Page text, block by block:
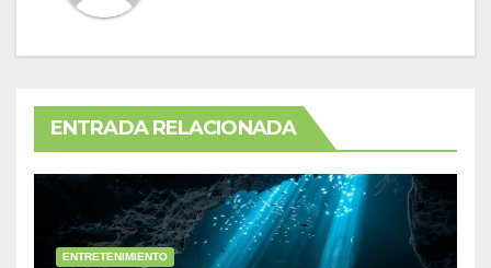
ENTRADA RELACIONADA
ENTRETENIMIENTO